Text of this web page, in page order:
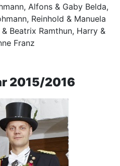
Alfons & Gaby Belda,
Reinhold & Manuela
Beatrix Ramthun, Harry &
Franz
2015/2016